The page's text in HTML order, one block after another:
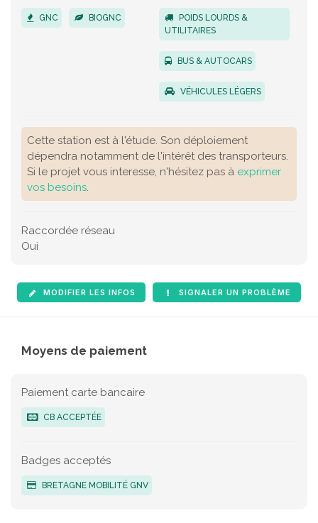
GNC BIOGNC
POIDS LOURDS &
UTILITAIRES
BUS & AUTOCARS
VÉHICULES LÉGERS
Cette station est à l'étude. Son déploiement
dépendra notamment de l'intérêt des transporteurs.
Si le projet vous interesse, n'hésitez pas à exprimer
vos besoins.
Raccordée réseau
Oui
MODIFIER LES INFOS SIGNALER UN PROBLÈME
Moyens de paiement
Paiement carte bancaire
CB ACCEPTÉE
Badges acceptés
BRETAGNE MOBILITÉ GNV